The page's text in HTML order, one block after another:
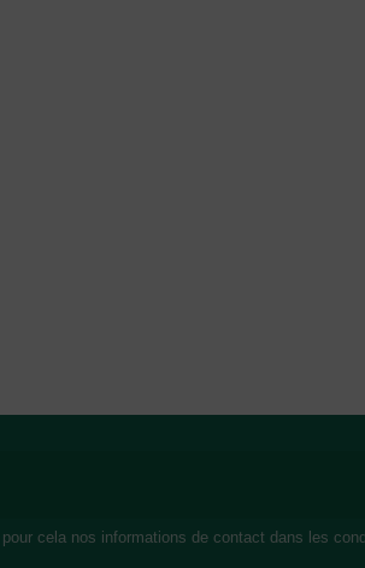
cela nos informations de contact dans les